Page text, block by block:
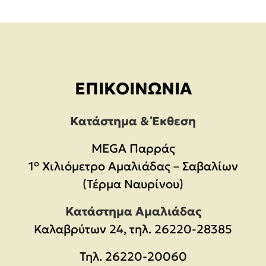
ΕΠΙΚΟΙΝΩΝΊΑ
Κατάστημα & Έκθεση
MEGA Παρράς
1° Χιλιόμετρο Αμαλιάδας – Σαβαλίων
(Τέρμα Ναυρίνου)
Κατάστημα Αμαλιάδας
Καλαβρύτων 24, τηλ. 26220-28385
Τηλ. 26220-20060